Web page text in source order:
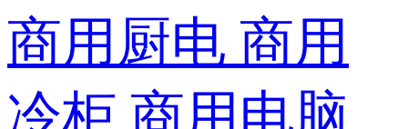
商用厨电 商用
冷柜 商用电脑